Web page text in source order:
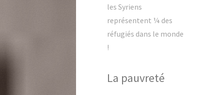
les Syriens
représentent ¼ des
réfugiés dans le monde
!
La pauvreté